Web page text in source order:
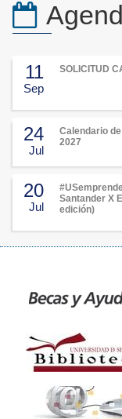
11
Sep
SOLICITUD
24
Jul
Calendario
2027
20
Jul
Santander X
edición)